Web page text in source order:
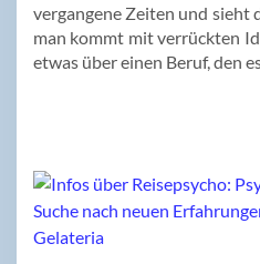
vergangene Zeiten und sieht
man kommt mit verrückten
etwas über einen Beruf, den